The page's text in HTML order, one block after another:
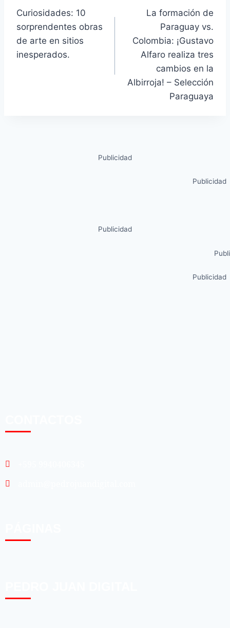
Curiosidades: 10
sorprendentes obras
de arte en sitios
inesperados.
La formación de
Paraguay vs.
Colombia: ¡Gustavo
Alfaro realiza tres
cambios en la
Albirroja! – Selección
Paraguaya
Publicidad
Publicidad
Publicidad
Publicidad